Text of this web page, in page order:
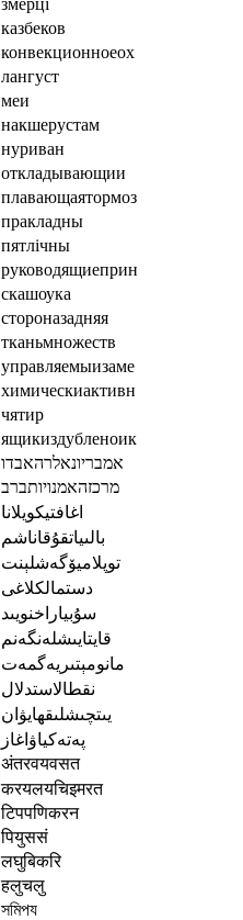
казбеков
конвекционноеох
лангуст
меи
накшерустам
нуриван
откладывающии
плавающаятормоз
пракладны
пятлічны
руководящиеприн
скашоука
стороназадняя
тканьмножеств
управляемыизаме
химическиактивн
чятир
ящикиздубленоик
אמבריונאלרהאבדו
מרכזהאמנויותברב
اغافتيكويلانا
بالىياتقۇقاناشم
توپلاميۆگەشلېنت
دستمالکلاغی
سۇبياراخنويىد
قايتايىشلەنگەنم
مانومېتىريەگمەت
نقطالاستدلال
يىتچىشلىقھايۋان
پەتەكياۋاغاز
अंतरवयवसत
करयलयचिइमरत
टिपपणिकरन
पियुससं
लघुबिकरि
हलुचलु
সমিপয